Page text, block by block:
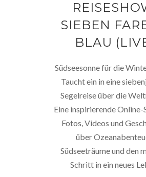
SIEBEN
BLAU
Südseesonne für die
Taucht ein in eine
Segelreise über die
Eine inspirierende Online-
Fotos, Videos und
über
Südseeträume und den
Schritt in ein neues